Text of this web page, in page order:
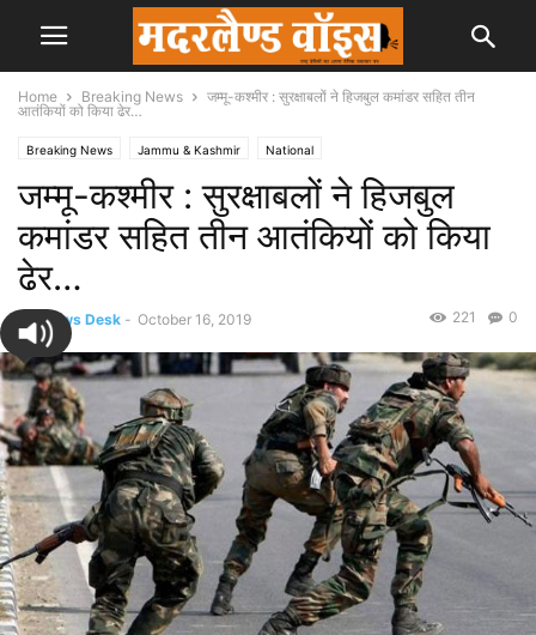
Home Breaking News
जम्मू-कश्मीर : सुरक्षाबलों ने हिजबुल कमांडर सहित तीन
आतंकियों ​को किया ढेर…
Breaking News Jammu & Kashmir National
जम्मू-कश्मीर : सुरक्षाबलों ने हिजबुल
कमांडर सहित तीन आतंकियों ​को किया
ढेर…
By News Desk - October 16, 2019 0
221